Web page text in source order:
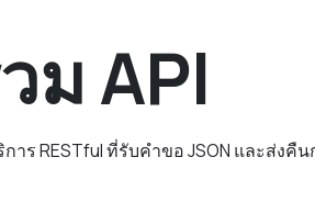
ม API
การ RESTful ที่รับคำขอ JSON และส่